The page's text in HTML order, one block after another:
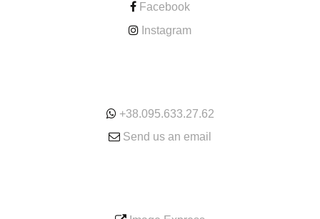
Facebook
Instagram
+38.095.633.27.62
Send us an email